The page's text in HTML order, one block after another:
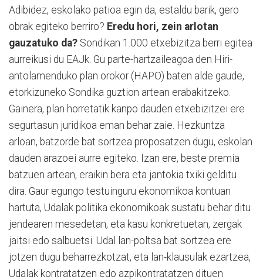
Adibidez, eskolako patioa egin da, estaldu barik, gero
obrak egiteko berriro? Eredu hori, zein arlotan
gauzatuko da? Sondikan 1.000 etxebizitza berri egitea
aurreikusi du EAJk. Gu parte-hartzaileagoa den Hiri-
antolamenduko plan orokor (HAPO) baten alde gaude,
etorkizuneko Sondika guztion artean erabakitzeko.
Gainera, plan horretatik kanpo dauden etxebizitzei ere
segurtasun juridikoa eman behar zaie. Hezkuntza
arloan, batzorde bat sortzea proposatzen dugu, eskolan
dauden arazoei aurre egiteko. Izan ere, beste premia
batzuen artean, eraikin bera eta jantokia txiki gelditu
dira. Gaur egungo testuinguru ekonomikoa kontuan
hartuta, Udalak politika ekonomikoak sustatu behar ditu
jendearen mesedetan, eta kasu konkretuetan, zergak
jaitsi edo salbuetsi. Udal lan-poltsa bat sortzea ere
jotzen dugu beharrezkotzat, eta lan-klausulak ezartzea,
Udalak kontratatzen edo azpikontratatzen dituen